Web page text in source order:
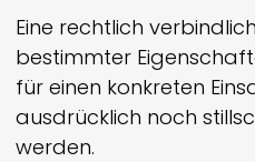
Eine rechtlich
bestimmter
für einen konkreten
ausdrücklich noch
werden.